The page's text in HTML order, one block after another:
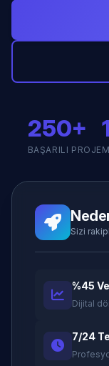
250+
BAŞARILI PROJE
Sizi
%45
Dijital
7/24